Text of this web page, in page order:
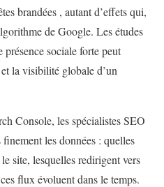
brandées , autant d’effets qui,
de Google. Les études
sociale forte peut
la visibilité globale d’un
Console, les spécialistes SEO
les données : quelles
site, lesquelles redirigent vers
flux évoluent dans le temps.